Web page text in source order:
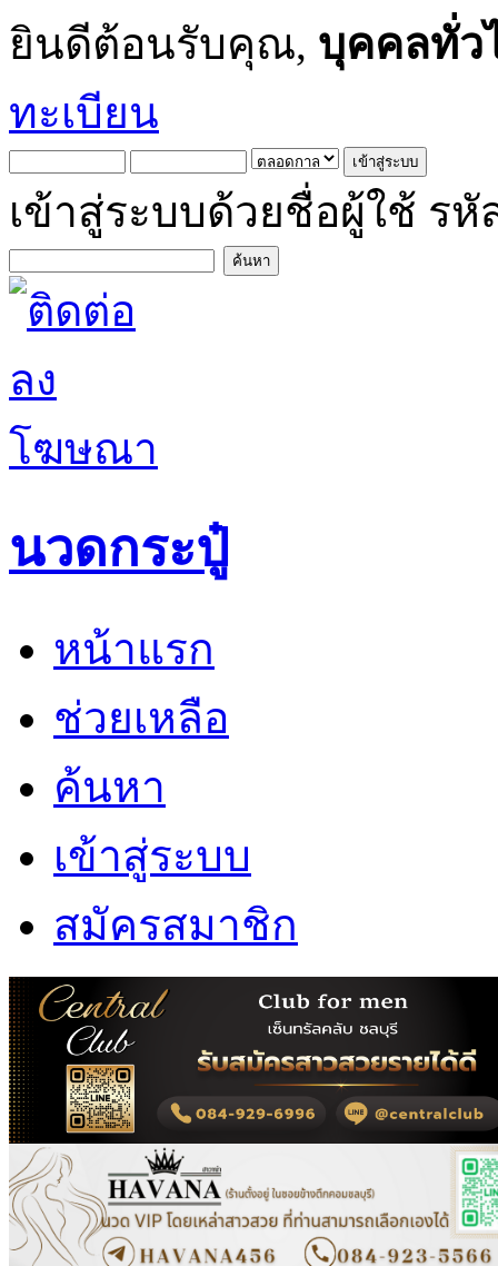
ยินดีต้อนรับคุณ, บุคคลทั่ว
ทะเบียน
เข้าสู่ระบบด้วยชื่อผู้ใช้ รหั
นวดกระปู๋
หน้าแรก
ช่วยเหลือ
ค้นหา
เข้าสู่ระบบ
สมัครสมาชิก